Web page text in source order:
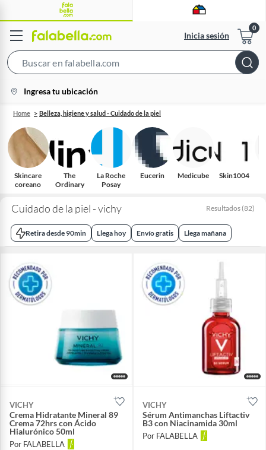
Inicia sesión
Bar
location-
icon
Ingresa tu ubicación
Home Belleza, higiene y salud - Cuidado de la piel
Skincare
coreano
The
Ordinary
La Roche
Posay
Eucerin Medicube Skin1004
Cuidado de la piel - vichy Resultados (82)
Retira desde 90min Llega hoy Envío gratis Llega mañana
VICHY
Crema Hidratante Mineral 89
Crema 72hrs con Ácido
Hialurónico 50ml
Por FALABELLA
VICHY
Sérum Antimanchas Liftactiv
B3 con Niacinamida 30ml
Por FALABELLA